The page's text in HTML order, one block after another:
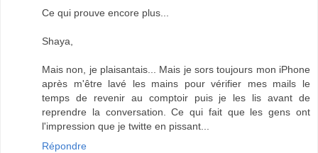
Ce qui prouve encore plus...
Shaya,
Mais non, je plaisantais... Mais je sors toujours mon iPhone
après m'être lavé les mains pour vérifier mes mails le
temps de revenir au comptoir puis je les lis avant de
reprendre la conversation. Ce qui fait que les gens ont
l'impression que je twitte en pissant...
Répondre